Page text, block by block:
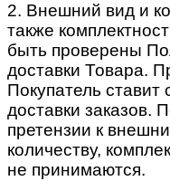
2. Внешний вид и
также
быть проверены
доставки Товара.
Покупатель ставит
доставки заказов.
претензии к
количеству,
не принимаются.